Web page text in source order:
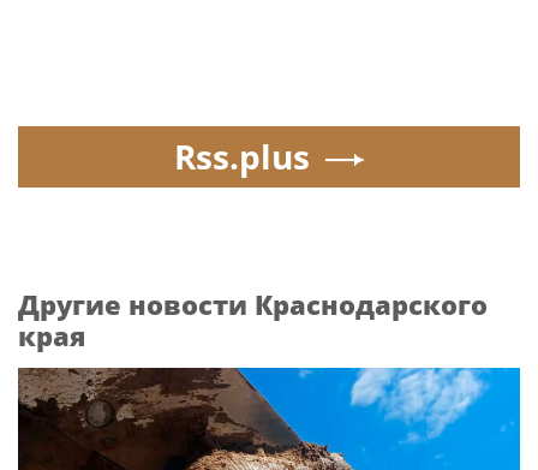
Rss.plus
Другие новости Краснодарского
края